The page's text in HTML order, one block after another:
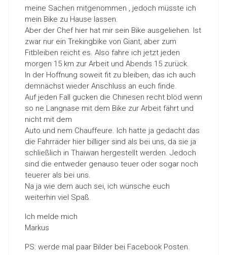
meine Sachen mitgenommen , jedoch müsste ich
mein Bike zu Hause lassen.
Aber der Chef hier hat mir sein Bike ausgeliehen. Ist
zwar nur ein Trekingbike von Giant, aber zum
Fitbleiben reicht es. Also fahre ich jetzt jeden
morgen 15 km zur Arbeit und Abends 15 zurück.
In der Hoffnung soweit fit zu bleiben, das ich auch
demnächst wieder Anschluss an euch finde.
Auf jeden Fall gucken die Chinesen recht blöd wenn
so ne Langnase mit dem Bike zur Arbeit fährt und
nicht mit dem
Auto und nem Chauffeure. Ich hatte ja gedacht das
die Fahrräder hier billiger sind als bei uns, da sie ja
schließlich in Thaiwan hergestellt werden. Jedoch
sind die entweder genauso teuer oder sogar noch
teuerer als bei uns.
Na ja wie dem auch sei, ich wünsche euch
weiterhin viel Spaß.
Ich melde mich
Markus
PS: werde mal paar Bilder bei Facebook Posten.